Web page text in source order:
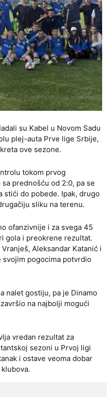
su Kabel u Novom Sadu
plej-auta Prve lige Srbije,
ove sezone.
tokom prvog
prednošću od 2:0, pa se
stići do pobede. Ipak, drugo
sliku na terenu.
ofanzivnije i za svega 45
gola i preokrene rezultat.
Aleksandar Katanić i
pogocima potvrdio
nalet gostiju, pa je Dinamo
na najbolji mogući
vredan rezultat za
sezoni u Prvoj ligi
i ostave veoma dobar